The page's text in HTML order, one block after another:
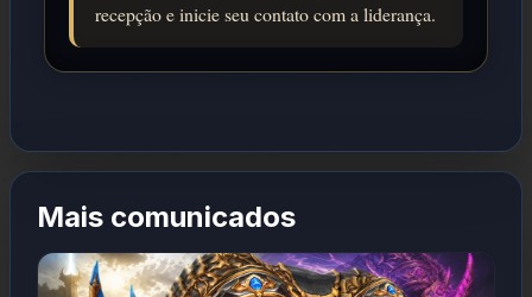
recepção e inicie seu contato com a liderança.
Mais comunicados